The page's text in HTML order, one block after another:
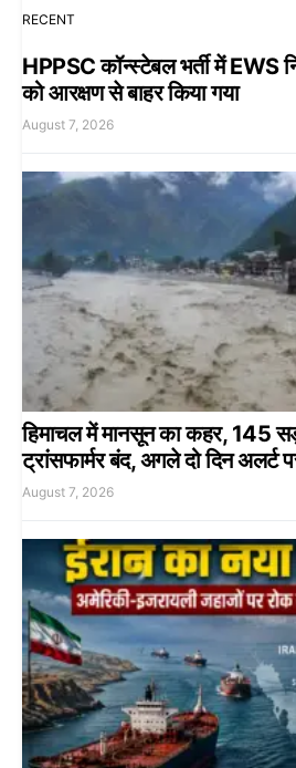
RECENT
HPPSC कॉन्स्टेबल भर्ती में EWS
को आरक्षण से बाहर किया गया
August 7, 2026
हिमाचल में मानसून का कहर, 145
ट्रांसफार्मर बंद, अगले दो दिन अलर्ट
August 7, 2026